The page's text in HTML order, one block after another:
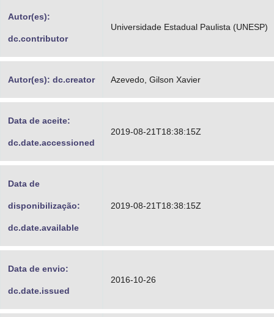
Banco Central do Brasil
Autor(es):
dc.contributor
Universidade Estadual Paulista (UNESP)
Autor(es): dc.creator Azevedo, Gilson Xavier
Data de aceite:
dc.date.accessioned
2019-08-21T18:38:15Z
Data de
disponibilização:
dc.date.available
2019-08-21T18:38:15Z
Data de envio:
dc.date.issued
2016-10-26